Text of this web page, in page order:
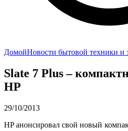
ДомойНовости бытовой техники и
Slate 7 Plus –
HP
29/10/2013
HP анонсировал свой новый